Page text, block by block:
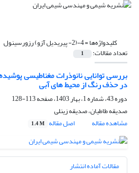
کلیدواژه‌ها =4-(2- پیریدیل آزو) رزورسینول
تعداد مقالات: 1
بررسی توانایی نانوذرات مغناطیسی
در حذف رنگ از محیط های آبی
دوره 43، شماره 1، بهار 1403، صفحه
113-128
صدیقه طاطیان، صدیقه زینلی
مشاهده مقاله
اصل مقاله 1.4 M
مقالات آماده انتشار